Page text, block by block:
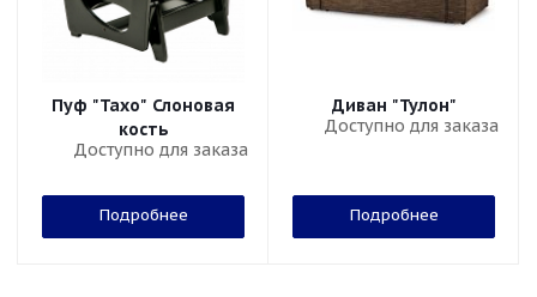
Пуф "Тахо" Слоновая
кость
Доступно для заказа
Подробнее
Диван "Тулон"
Доступно для заказа
Подробнее